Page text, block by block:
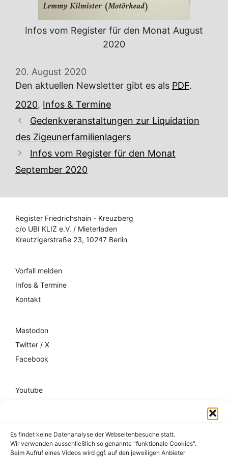
Es findet keine Datenanalyse der Webseitenbesuche statt.
Wir verwenden ausschließlich so genannte "funktionale Cookies".
Beim Aufruf eines Videos wird ggf. auf den jeweiligen Anbieter
Infos vom Register für den Monat August
2020
20. August 2020
Den aktuellen Newsletter gibt es als PDF.
Kategorien
2020, Infos & Termine
Gedenkveranstaltungen zur Liquidation
des Zigeunerfamilienlagers
Infos vom Register für den Monat
September 2020
Register Friedrichshain - Kreuzberg
c/o UBI KLIZ e.V. / Mieterladen
Kreutzigerstraße 23, 10247 Berlin
Vorfall melden
Infos & Termine
Kontakt
Mastodon
Twitter / X
Facebook
Youtube
Impressum